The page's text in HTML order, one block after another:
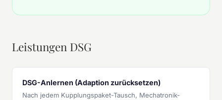
Leistungen DSG
DSG-Anlernen (Adaption zurücksetzen)
Nach jedem Kupplungspaket-Tausch, Mechatronik-